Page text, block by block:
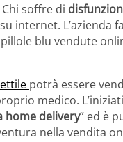
soffre di
internet. L’azienda
pillole blu vendute
potrà essere
medico.
home delivery” ed è
nella vendita